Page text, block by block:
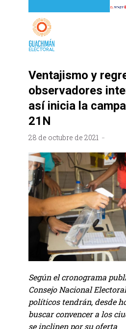
Ventajismo y
observadores
así inicia la
21N
28 de octubre de 2021
Según el cronograma
Consejo Nacional
políticos tendrán, desde
buscar convencer a los
se inclinen por su oferta